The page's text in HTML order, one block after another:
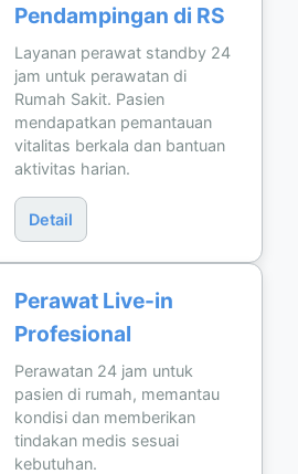
Pendampingan di RS
Layanan perawat standby 24
jam untuk perawatan di
Rumah Sakit. Pasien
mendapatkan pemantauan
vitalitas berkala dan bantuan
aktivitas harian.
Detail
Perawat Live-in
Profesional
Perawatan 24 jam untuk
pasien di rumah, memantau
kondisi dan memberikan
tindakan medis sesuai
kebutuhan.